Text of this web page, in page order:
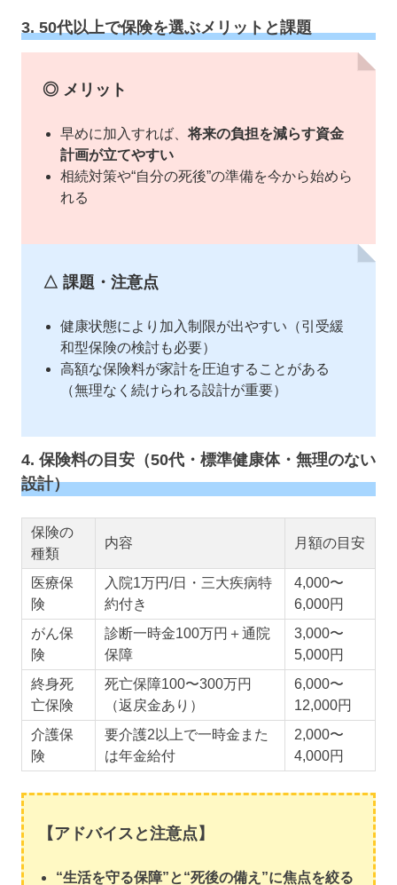
3. 50代以上で保険を選ぶメリットと課題
◎ メリット
早めに加入すれば、将来の負担を減らす資金
計画が立てやすい
相続対策や“自分の死後”の準備を今から始めら
れる
△ 課題・注意点
健康状態により加入制限が出やすい（引受緩
和型保険の検討も必要）
高額な保険料が家計を圧迫することがある
（無理なく続けられる設計が重要）
4. 保険料の目安（50代・標準健康体・無理のない
設計）
保険の
種類
内容 月額の目安
医療保
険
入院1万円/日・三大疾病特
約付き
4,000〜
6,000円
がん保
険
診断一時金100万円＋通院
保障
3,000〜
5,000円
終身死
亡保険
死亡保障100〜300万円
（返戻金あり）
6,000〜
12,000円
介護保
険
要介護2以上で一時金また
は年金給付
2,000〜
4,000円
【アドバイスと注意点】
“生活を守る保障”と“死後の備え”に焦点を絞る